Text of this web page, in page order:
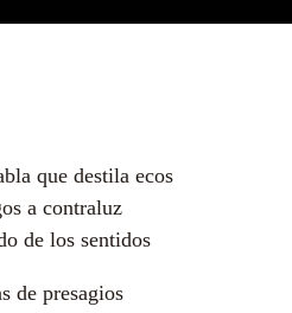
que destila ecos
a contraluz
de los sentidos
de presagios